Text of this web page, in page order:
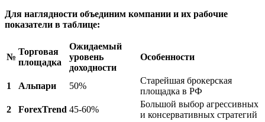
Для наглядности объединим компании и их рабочие
показатели в таблице:
№
Торговая
площадка
Ожидаемый
уровень
доходности
Особенности
1 Альпари 50%
Старейшая брокерская
площадка в РФ
2
ForexTrend 45-60%
Большой выбор агрессивных
и консервативных стратегий